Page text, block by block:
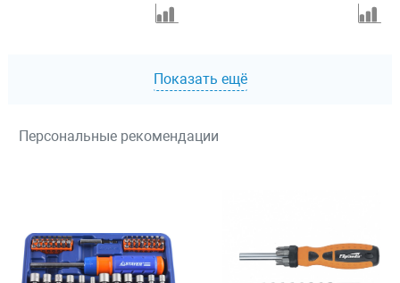
Показать ещё
Персональные рекомендации